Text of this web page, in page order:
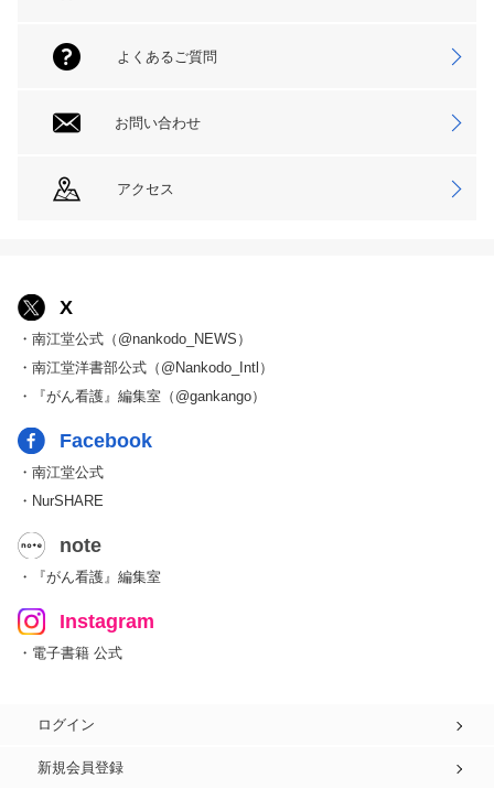
よくあるご質問
お問い合わせ
アクセス
X
・南江堂公式（@nankodo_NEWS）
・南江堂洋書部公式（@Nankodo_Intl）
・『がん看護』編集室（@gankango）
Facebook
・南江堂公式
・NurSHARE
note
・『がん看護』編集室
Instagram
・電子書籍 公式
ログイン
新規会員登録